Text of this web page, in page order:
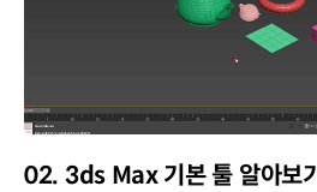
02. 3ds Max 기본 툴 알아보기